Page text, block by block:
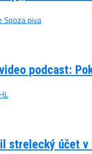
podcast:
strelecký účet v